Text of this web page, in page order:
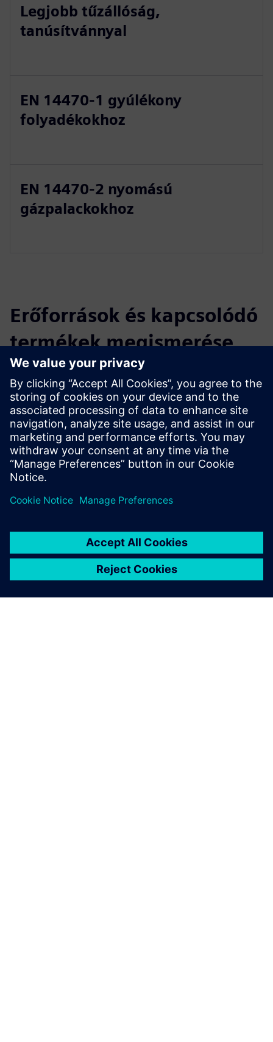
Legjobb tűzállóság,
tanúsítvánnyal
EN 14470-1 gyúlékony
folyadékokhoz
EN 14470-2 nyomású
gázpalackokhoz
Erőforrások és kapcsolódó
termékek megismerése
További információk és források
Weboldal: Köttermann biztonsági tároló szekrények
Feltételek